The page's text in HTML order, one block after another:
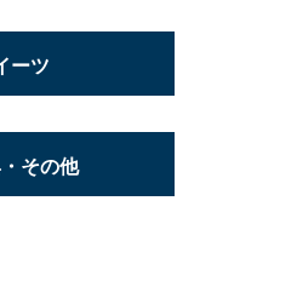
ーツ
その他